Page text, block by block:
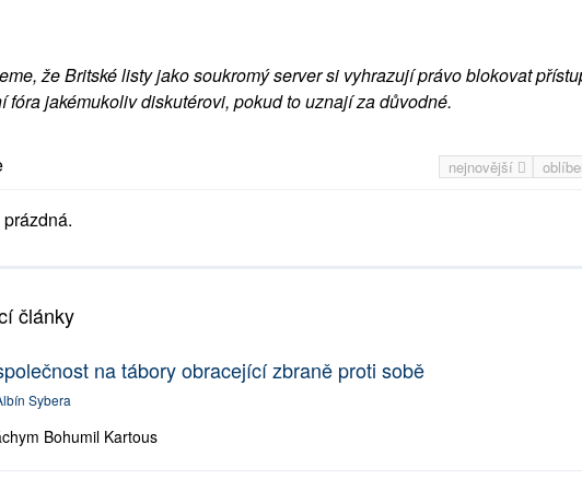
že Britské listy jako soukromý server si vyhrazují právo blokovat
fóra jakémukoliv diskutérovi, pokud to uznají za důvodné.
nejnovější
články
na tábory obracející zbraně proti sobě
Sybera
Bohumil Kartous